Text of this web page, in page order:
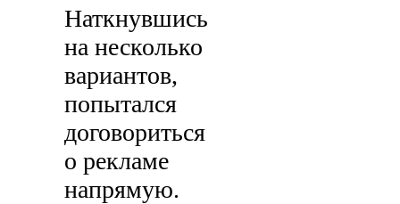
Наткнувшись
на несколько
вариантов,
попытался
договориться
о рекламе
напрямую.